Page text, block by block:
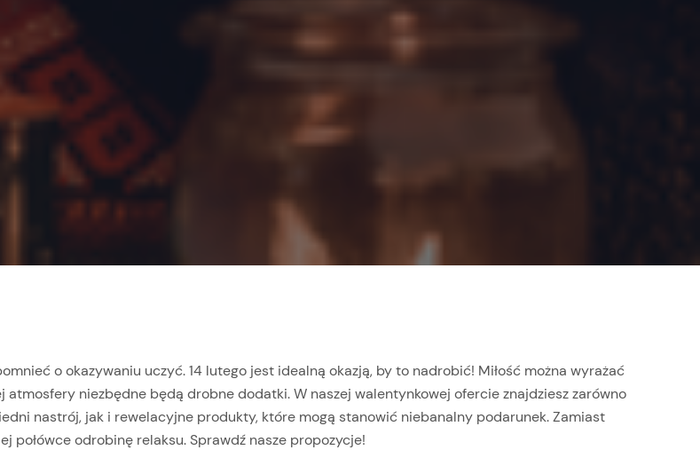
o okazywaniu uczyć. 14 lutego jest idealną okazją, by to nadrobić! Miłość można wyrażać
atmosfery niezbędne będą drobne dodatki.W naszej walentynkowej ofercie znajdziesz zarówno
nastrój, jak i rewelacyjne produkty, które mogą stanowić niebanalny podarunek. Zamiast
połówce odrobinę relaksu.Sprawdź nasze propozycje!